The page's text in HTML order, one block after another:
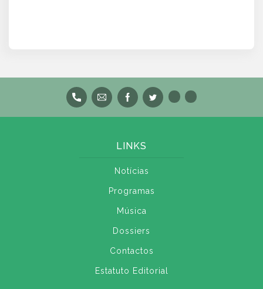
LINKS
Notícias
Programas
Música
Dossiers
Contactos
Estatuto Editorial